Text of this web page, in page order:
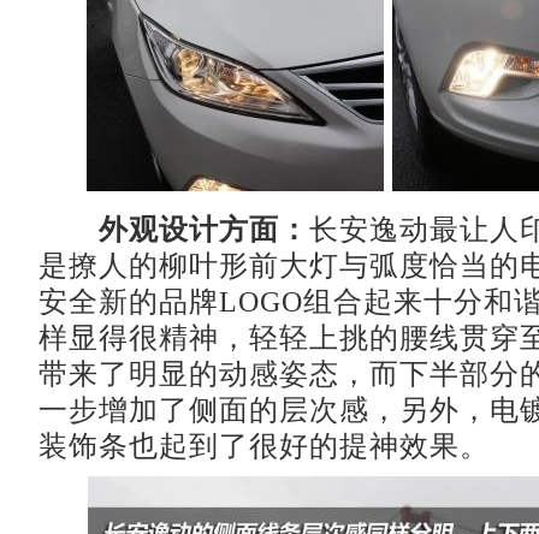
外观设计方面： 长安逸动最让人
是撩人的柳叶形前大灯与弧度恰当的
安全新的品牌LOGO组合起来十分和
样显得很精神，轻轻上挑的腰线贯穿
带来了明显的动感姿态，而下半部分
一步增加了侧面的层次感，另外，电
装饰条也起到了很好的提神效果。